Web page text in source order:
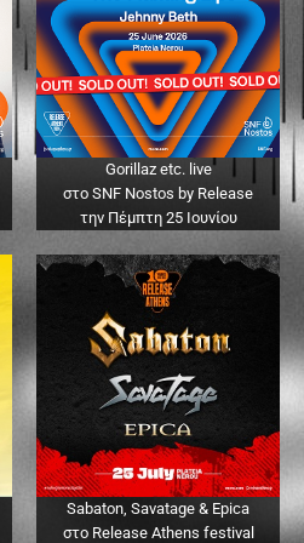
Gorillaz etc. live
στο SNF Nostos by Release
την Πέμπτη 25 Ιουνίου
Sabaton, Savatage & Epica
στο Release Athens festival